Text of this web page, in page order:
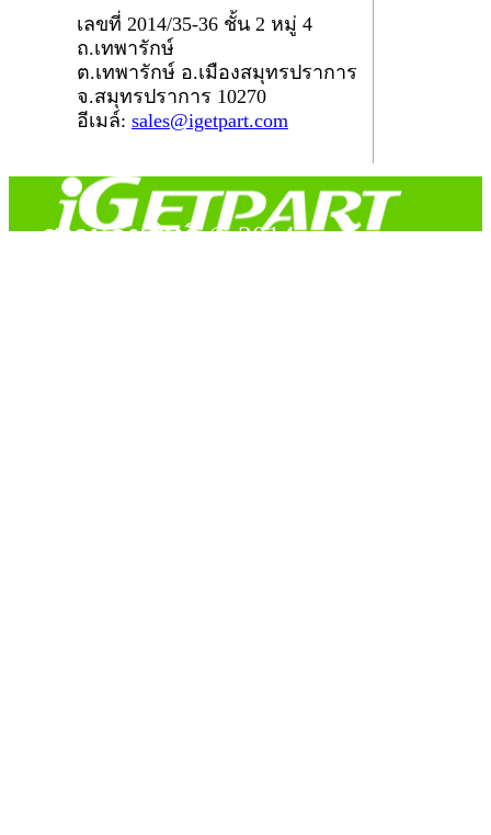
เลขที่ 2014/35-36 ชั้น 2 หมู่ 4
ถ.เทพารักษ์
ต.เทพารักษ์ อ.เมืองสมุทรปราการ
จ.สมุทรปราการ 10270
อีเมล์: sales@igetpart.com
สงวนลิขสิทธิ์ © 2014